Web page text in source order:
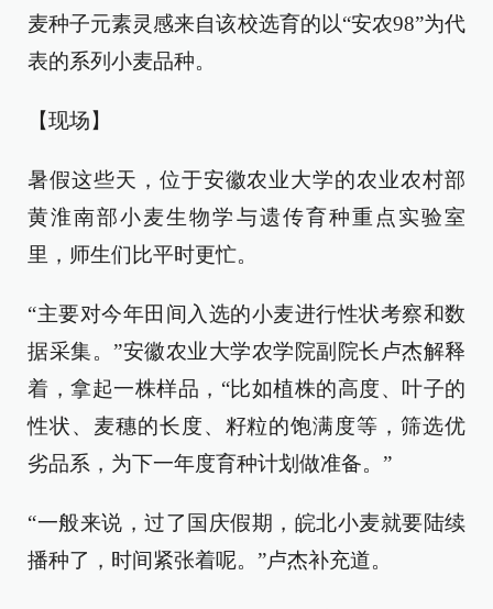
麦种子元素灵感来自该校选育的以“安农98”为代
表的系列小麦品种。
【现场】
暑假这些天，位于安徽农业大学的农业农村部
黄淮南部小麦生物学与遗传育种重点实验室
里，师生们比平时更忙。
“主要对今年田间入选的小麦进行性状考察和数
据采集。”安徽农业大学农学院副院长卢杰解释
着，拿起一株样品，“比如植株的高度、叶子的
性状、麦穗的长度、籽粒的饱满度等，筛选优
劣品系，为下一年度育种计划做准备。”
“一般来说，过了国庆假期，皖北小麦就要陆续
播种了，时间紧张着呢。”卢杰补充道。